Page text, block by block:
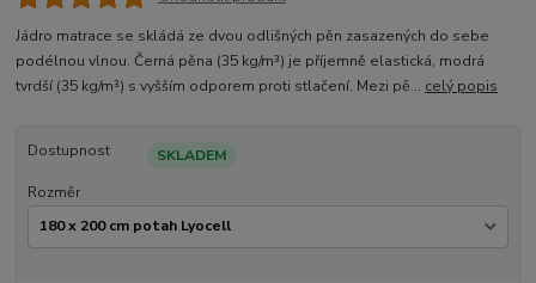
Jádro matrace se skládá ze dvou odlišných pěn zasazených do sebe
podélnou vlnou. Černá pěna (35 kg/m³) je příjemně elastická, modrá
tvrdší (35 kg/m³) s vyšším odporem proti stlačení. Mezi pě... celý popis
Dostupnost
SKLADEM
Rozměr